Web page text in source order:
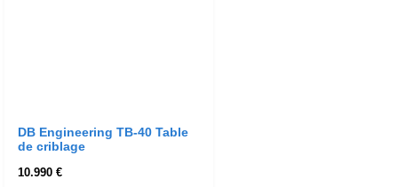
DB Engineering TB-40 Table
de criblage
10.990 €